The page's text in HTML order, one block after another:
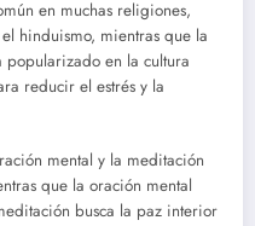
en muchas religiones,
hinduismo, mientras que la
popularizado en la cultura
reducir el estrés y la
mental y la meditación
que la oración mental
busca la paz interior